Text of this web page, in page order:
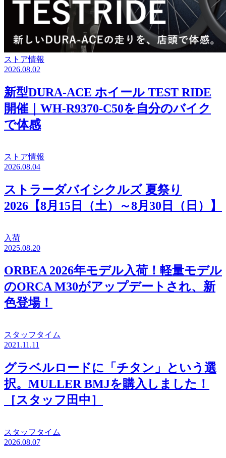
ストア情報
2026.08.02
新型DURA-ACE ホイール TEST RIDE
開催｜WH-R9370-C50を自分のバイク
で体感
ストア情報
2026.08.04
ストラーダバイシクルズ 夏祭り
2026【8月15日（土）～8月30日（日）】
入荷
2025.08.20
ORBEA 2026年モデル入荷！軽量モデル
のORCA M30がアップデートされ、新
色登場！
スタッフタイム
2021.11.11
グラベルロードに「チタン」という選
択。MULLER BMJを購入しました！
［スタッフ田中］
スタッフタイム
2026.08.07